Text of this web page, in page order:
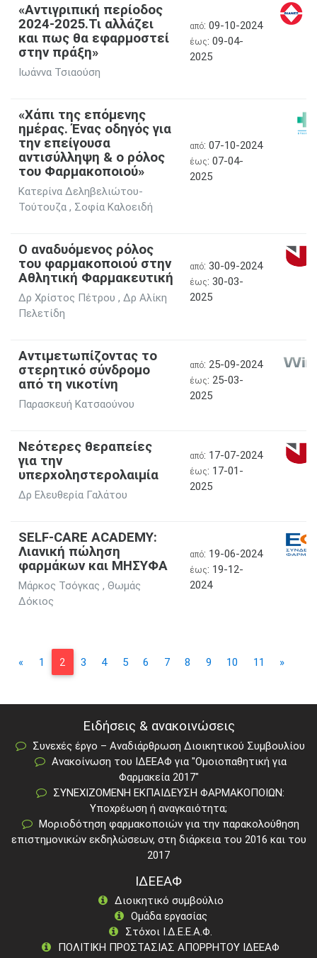
«Αντιγριπική περίοδος
2024-2025.Τι αλλάζει
και πως θα εφαρμοστεί
στην πράξη»
Ιωάννα Τσιαούση
από: 09-10-2024
έως: 09-04-
2025
«Χάπι της επόμενης
ημέρας. Ένας οδηγός για
την επείγουσα
αντισύλληψη & ο ρόλος
του Φαρμακοποιού»
Κατερίνα Δεληβελιώτου-
Τούτουζα , Σοφία Καλοειδή
από: 07-10-2024
έως: 07-04-
2025
Ο αναδυόμενος ρόλος
του φαρμακοποιού στην
Aθλητική Φαρμακευτική
Δρ Χρίστος Πέτρου , Δρ Αλίκη
Πελετίδη
από: 30-09-2024
έως: 30-03-
2025
Αντιμετωπίζοντας το
στερητικό σύνδρομο
από τη νικοτίνη
Παρασκευή Κατσαούνου
από: 25-09-2024
έως: 25-03-
2025
Νεότερες θεραπείες
για την
υπερχοληστερολαιμία
Δρ Ελευθερία Γαλάτου
από: 17-07-2024
έως: 17-01-
2025
SELF-CARE ACADEMY:
Λιανική πώληση
φαρμάκων και ΜΗΣΥΦΑ
Μάρκος Τσόγκας , Θωμάς
Δόκιος
από: 19-06-2024
έως: 19-12-
2024
« 1 2 3 4 5 6 7 8 9 10 11 »
Ειδήσεις & ανακοινώσεις
Συνεχές έργο – Αναδιάρθρωση Διοικητικού Συμβουλίου
Ανακοίνωση του ΙΔΕΕΑΦ για "Ομοιοπαθητική για
Φαρμακεία 2017"
ΣΥΝΕΧΙΖΟΜΕΝΗ ΕΚΠΑΙΔΕΥΣΗ ΦΑΡΜΑΚΟΠΟΙΩΝ:
Υποχρέωση ή αναγκαιότητα;
Μοριοδότηση φαρμακοποιών για την παρακολούθηση
επιστημονικών εκδηλώσεων, στη διάρκεια του 2016 και του
2017
ΙΔΕΕΑΦ
Διοικητικό συμβούλιο
Ομάδα εργασίας
Στόχοι Ι.Δ.Ε.Ε.Α.Φ.
ΠΟΛΙΤΙΚΗ ΠΡΟΣΤΑΣΙΑΣ ΑΠΟΡΡΗΤΟΥ ΙΔΕΕΑΦ